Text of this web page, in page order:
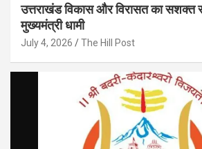
उत्तराखंड विकास और विरासत का सशक्त
मुख्यमंत्री धामी
July 4, 2026 The Hill Post